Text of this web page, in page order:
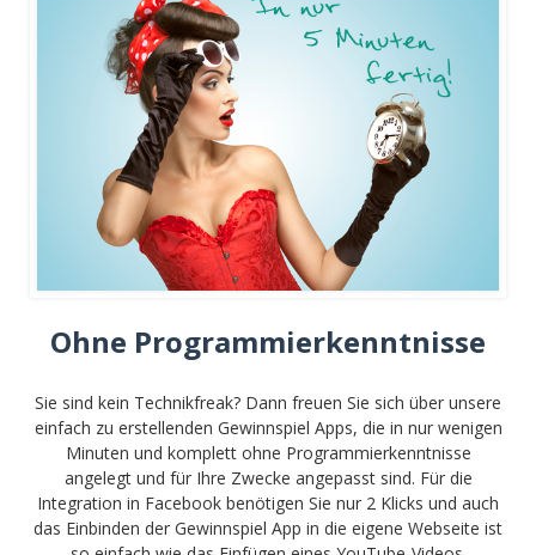
Ohne Programmierkenntnisse
Sie sind kein Technikfreak? Dann freuen Sie sich über unsere
einfach zu erstellenden Gewinnspiel Apps, die in nur wenigen
Minuten und komplett ohne Programmierkenntnisse
angelegt und für Ihre Zwecke angepasst sind. Für die
Integration in Facebook benötigen Sie nur 2 Klicks und auch
das Einbinden der Gewinnspiel App in die eigene Webseite ist